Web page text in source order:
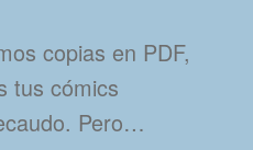
copias en PDF,
tus cómics
Pero…